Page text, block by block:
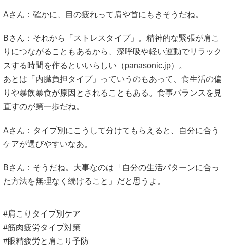
Aさん：確かに、目の疲れって肩や首にもきそうだね。
Bさん：それから「ストレスタイプ」。精神的な緊張が肩こ
りにつながることもあるから、深呼吸や軽い運動でリラック
スする時間を作るといいらしい（panasonic.jp）。
あとは「内臓負担タイプ」っていうのもあって、食生活の偏
りや暴飲暴食が原因とされることもある。食事バランスを見
直すのが第一歩だね。
Aさん：タイプ別にこうして分けてもらえると、自分に合う
ケアが選びやすいなあ。
Bさん：そうだね。大事なのは「自分の生活パターンに合っ
た方法を無理なく続けること」だと思うよ。
#肩こりタイプ別ケア
#筋肉疲労タイプ対策
#眼精疲労と肩こり予防